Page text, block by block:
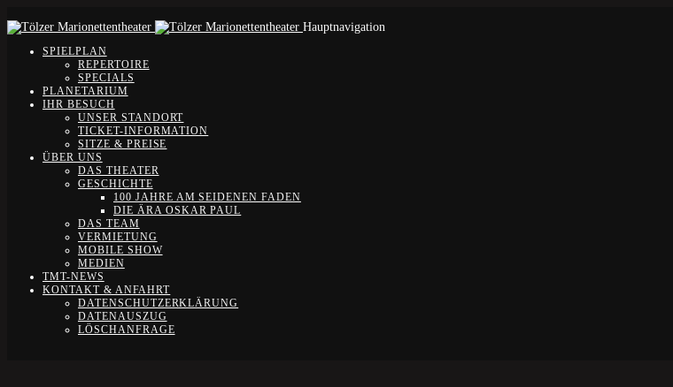
Hauptnavigation
SPIELPLAN
REPERTOIRE
SPECIALS
PLANETARIUM
IHR BESUCH
UNSER STANDORT
TICKET-INFORMATION
SITZE & PREISE
ÜBER UNS
DAS THEATER
GESCHICHTE
100 JAHRE AM SEIDENEN FADEN
DIE ÄRA OSKAR PAUL
DAS TEAM
VERMIETUNG
MOBILE SHOW
MEDIEN
TMT-NEWS
KONTAKT & ANFAHRT
DATENSCHUTZERKLÄRUNG
DATENAUSZUG
LÖSCHANFRAGE